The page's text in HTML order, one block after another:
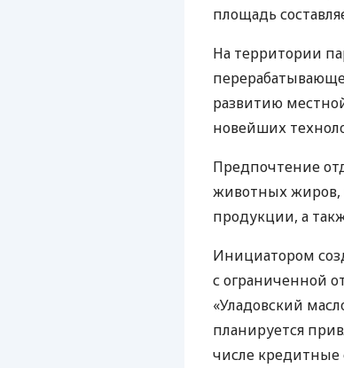
площадь
На территории
развитию
новейших
Предпочтение
животных жиров,
продукции, а
Инициатором
с ограниченной
«Уладовский
планируется
числе кредитные